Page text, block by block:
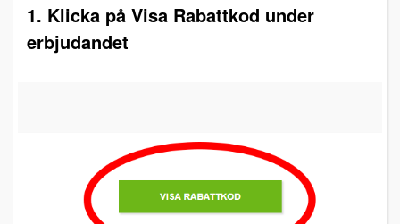
1. Klicka på Visa Rabattkod under
erbjudandet